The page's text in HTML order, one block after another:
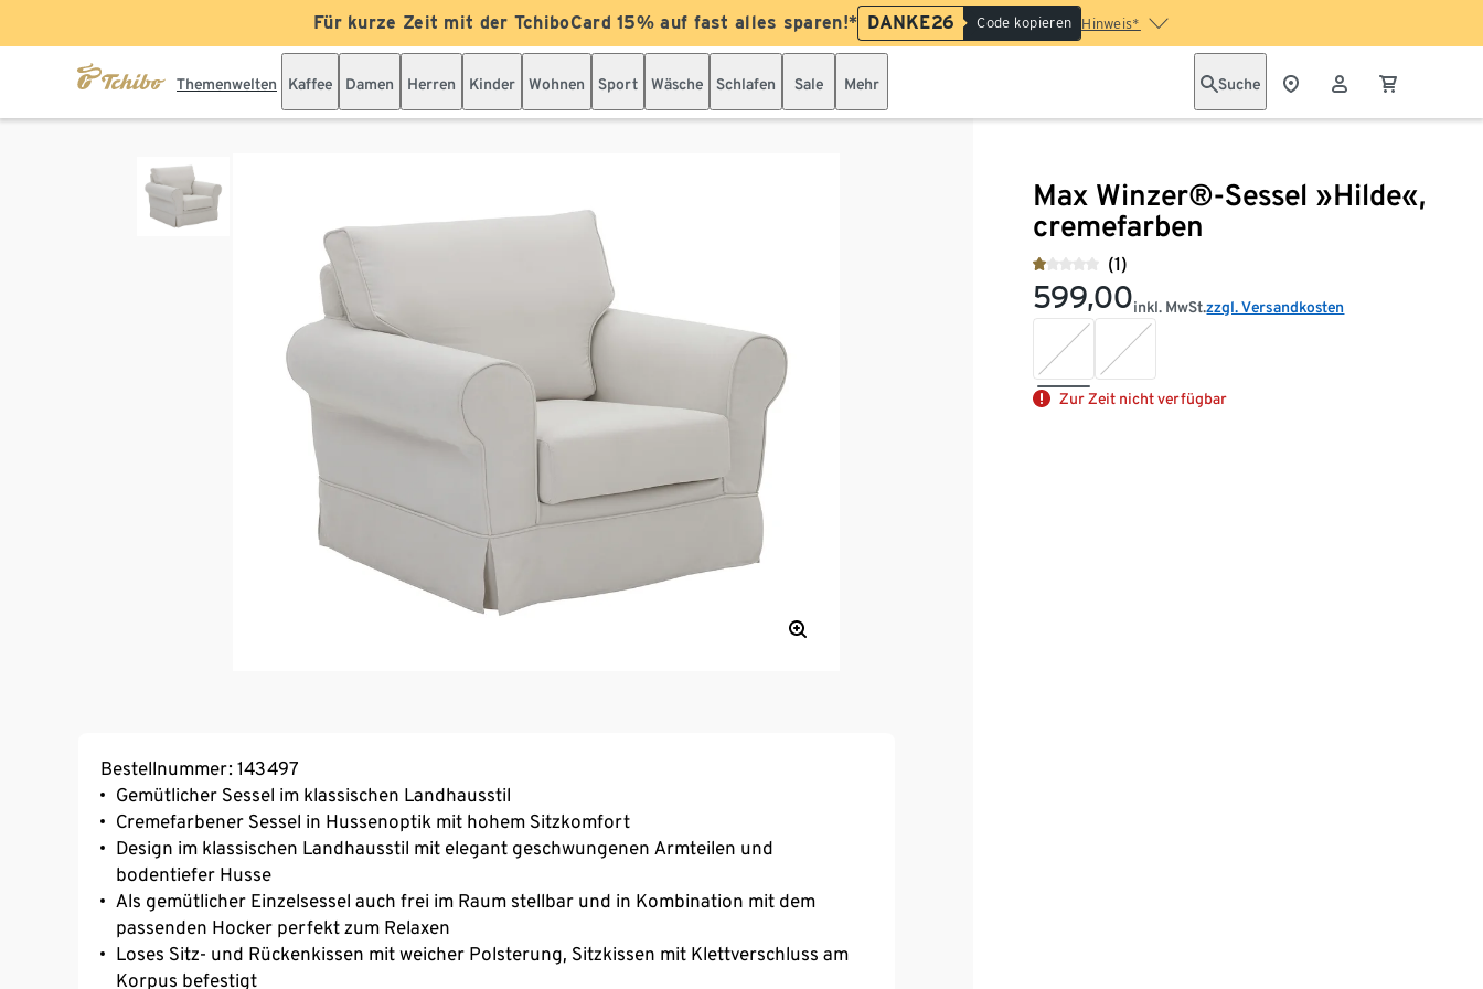
Für kurze Zeit mit der TchiboCard 15% auf fast alles sparen!* DANKE26 Code kopieren Hinweis*
Themenwelten Kaffee Damen Herren Kinder Wohnen Sport Wäsche Schlafen Sale Mehr Suche
Max Winzer®-Sessel »Hilde«,
cremefarben
(1)
599,00inkl. MwSt.zzgl. Versandkosten
Zur Zeit nicht verfügbar
Bestellnummer: 143497
Gemütlicher Sessel im klassischen Landhausstil
Cremefarbener Sessel in Hussenoptik mit hohem Sitzkomfort
Design im klassischen Landhausstil mit elegant geschwungenen Armteilen und
bodentiefer Husse
Als gemütlicher Einzelsessel auch frei im Raum stellbar und in Kombination mit dem
passenden Hocker perfekt zum Relaxen
Loses Sitz- und Rückenkissen mit weicher Polsterung, Sitzkissen mit Klettverschluss am
Korpus befestigt